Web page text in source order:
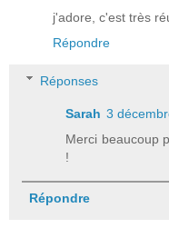
j'adore, c'est très
Répondre
Réponses
Sarah 3
Merci beaucoup
!
Répondre